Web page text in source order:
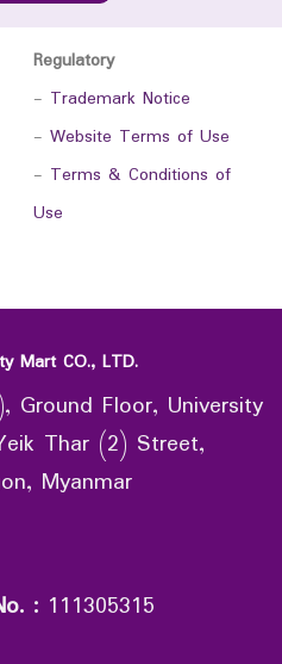
Regulatory
- Trademark Notice
- Website Terms of Use
- Terms & Conditions of
Use
Mart CO., LTD.
Ground Floor, University
Thar (2) Street,
Myanmar
: 111305315